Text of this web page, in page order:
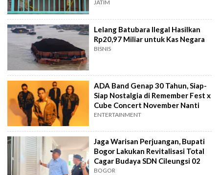
Surabaya
JATIM
Lelang Batubara Ilegal Hasilkan
Rp20,97 Miliar untuk Kas Negara
BISNIS
ADA Band Genap 30 Tahun, Siap-
Siap Nostalgia di Remember Fest x
Cube Concert November Nanti
ENTERTAINMENT
Jaga Warisan Perjuangan, Bupati
Bogor Lakukan Revitalisasi Total
Cagar Budaya SDN Cileungsi 02
BOGOR